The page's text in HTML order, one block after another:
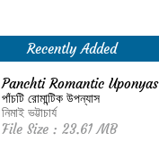
Recently Added
Panchti Romantic Uponyas
পাঁচটি রোমান্টিক উপন্যাস
নিমাই ভট্টাচার্য
File Size : 23.61 MB